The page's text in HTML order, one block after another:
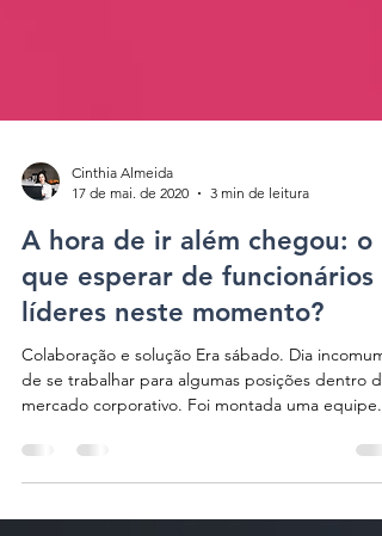
17 de mai. de 2020
3 min de leitura
A hora de ir além chegou: o
que esperar de funcionários e
líderes neste momento?
Colaboração e solução Era sábado. Dia incomum
mercado corporativo. Foi montada uma equipe...